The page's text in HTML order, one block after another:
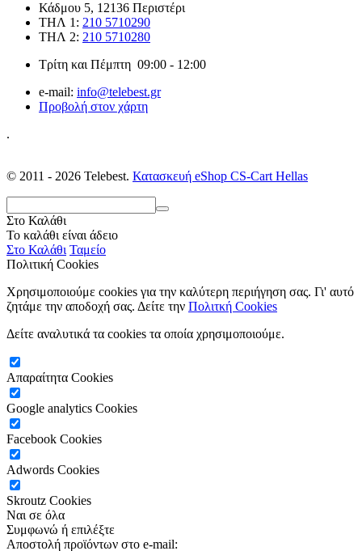
Κάδμου 5, 12136 Περιστέρι
ΤΗΛ 1: 210 5710290
ΤΗΛ 2: 210 5710280
Τρίτη και Πέμπτη 09:00 - 12:00
e-mail: info@telebest.gr
Προβολή στον χάρτη
.
© 2011 - 2026 Telebest. Κατασκευή eShop CS-Cart Hellas
Στο Καλάθι
Το καλάθι είναι άδειο
Στο Καλάθι Ταμείο
Πολιτική Cookies
Χρησιμοποιούμε cookies για την καλύτερη περιήγηση σας. Γι' αυτό
ζητάμε την αποδοχή σας. Δείτε την Πολιτκή Cookies
Δείτε αναλυτικά τα cookies τα οποία χρησιμοποιούμε.
Απαραίτητα Cookies
Google analytics Cookies
Facebook Cookies
Adwords Cookies
Skroutz Cookies
Ναι σε όλα
Συμφωνώ ή επιλέξτε
Αποστολή προϊόντων στο e-mail: